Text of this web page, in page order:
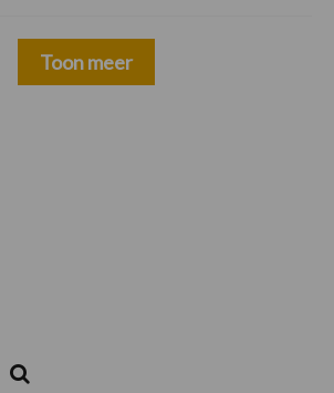
Toon meer